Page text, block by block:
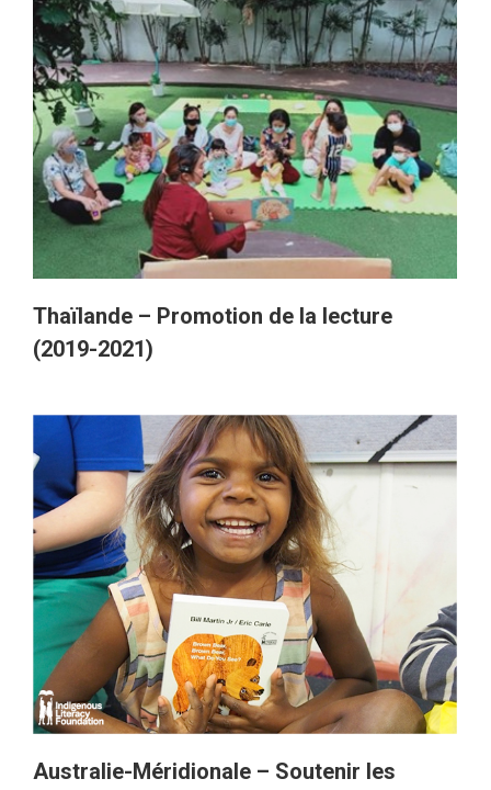
Thaïlande – Promotion de la lecture
(2019-2021)
Australie-Méridionale – Soutenir les